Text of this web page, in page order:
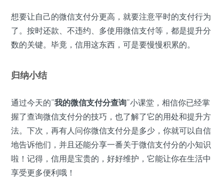
想要让自己的微信支付分更高，就要注意平时的支付行为
了。按时还款、不违约、多使用微信支付等，都是提升分
数的关键。毕竟，信用这东西，可是要慢慢积累的。
归纳小结
通过今天的“我的微信支付分查询”小课堂，相信你已经掌
握了查询微信支付分的技巧，也了解了它的用处和提升方
法。下次，再有人问你微信支付分是多少，你就可以自信
地告诉他们，并且还能分享一番关于微信支付分的小知识
啦！记得，信用是宝贵的，好好维护，它能让你在生活中
享受更多便利哦！